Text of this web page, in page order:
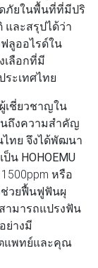
ภัยในพื้นที่ที่มีปริ
ละสรุปได้ว่า
ลูออไรด์ใน
เลือกที่มี
ะเทศไทย
ผู้เชี่ยวชาญใน
นถึงความสำคัญ
ทย จึงได้พัฒนา
ป็น HOHOEMU
หรือ
ช่วยฟื้นฟูฟันผุ
ามารถแปรงฟัน
ย่างมี
แพทย์และคุณ